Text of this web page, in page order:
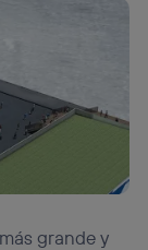
grande y